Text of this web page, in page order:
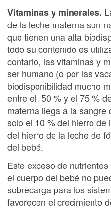
Vitaminas y minerales.
de la leche materna son
que tienen una alta
todo su contenido es
contario, las vitaminas y
ser humano (o por las
biodisponibilidad mucho
entre el 50 % y el 75 %
materna llega a la sangre
solo el 10 % del hierro de
del hierro de la leche de
del bebé.
Este exceso de
el cuerpo del bebé no
sobrecarga para los
favorecen el crecimiento